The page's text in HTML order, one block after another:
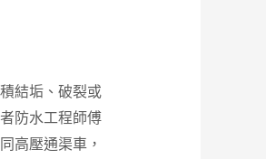
結垢、破裂或
防水工程師傅
高壓通渠車，